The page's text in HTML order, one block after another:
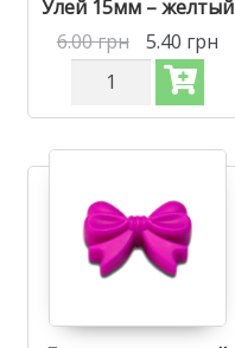
Улей 15мм – желтый
6.00грн 5.40 грн
Количество
Силиконовая
бусинка,
для
зубов
Улей
15мм